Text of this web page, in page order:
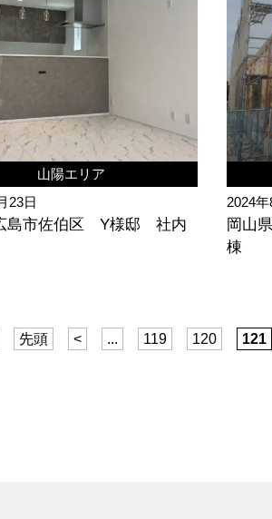
山陽エリア
23日
島市佐伯区 Y様邸 社内
2024
岡山
棟
先頭 < ... 119 120 121